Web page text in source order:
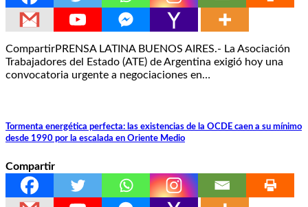
CompartirPRENSA LATINA BUENOS AIRES.- La Asociación
Trabajadores del Estado (ATE) de Argentina exigió hoy una
convocatoria urgente a negociaciones en…
Tormenta energética perfecta: las existencias de la OCDE caen a su mínimo
desde 1990 por la escalada en Oriente Medio
Compartir